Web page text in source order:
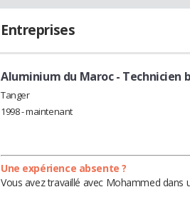
Entreprises
Aluminium du Maroc- Technicien
Tanger
1998 - maintenant
Une expérience absente ?
Vous avez travaillé avec Mohammed dans